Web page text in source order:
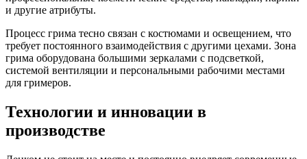
и другие атрибуты.
Процесс грима тесно связан с костюмами и освещением, что
требует постоянного взаимодействия с другими цехами. Зона
грима оборудована большими зеркалами с подсветкой,
системой вентиляции и персональными рабочими местами
для гримеров.
Технологии и инновации в
производстве